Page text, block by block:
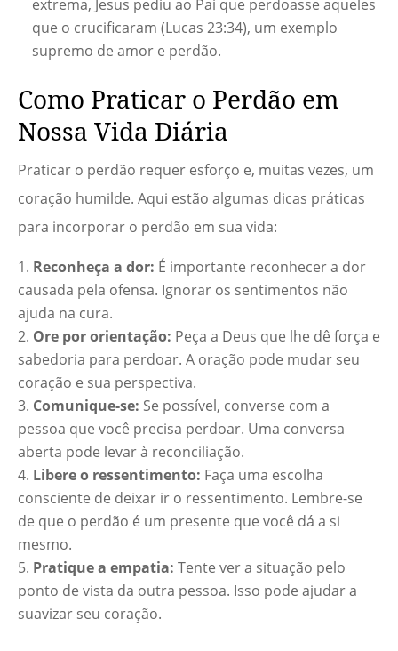
extrema, Jesus pediu ao Pai que perdoasse aqueles
que o crucificaram (Lucas 23:34), um exemplo
supremo de amor e perdão.
Como Praticar o Perdão em
Nossa Vida Diária
Praticar o perdão requer esforço e, muitas vezes, um
coração humilde. Aqui estão algumas dicas práticas
para incorporar o perdão em sua vida:
Reconheça a dor: É importante reconhecer a dor
causada pela ofensa. Ignorar os sentimentos não
ajuda na cura.
Ore por orientação: Peça a Deus que lhe dê força e
sabedoria para perdoar. A oração pode mudar seu
coração e sua perspectiva.
Comunique-se: Se possível, converse com a
pessoa que você precisa perdoar. Uma conversa
aberta pode levar à reconciliação.
Libere o ressentimento: Faça uma escolha
consciente de deixar ir o ressentimento. Lembre-se
de que o perdão é um presente que você dá a si
mesmo.
Pratique a empatia: Tente ver a situação pelo
ponto de vista da outra pessoa. Isso pode ajudar a
suavizar seu coração.